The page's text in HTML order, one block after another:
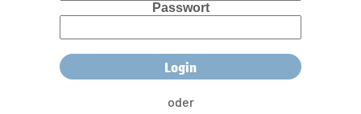
Passwort
oder